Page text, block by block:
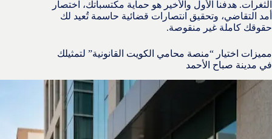
الثغرات. هدفنا الأول والأخير هو حماية مكتسباتك، اختصار
أمد التقاضي، وتحقيق انتصارات قضائية حاسمة تُعيد لك
حقوقك كاملة غير منقوصة.
مميزات اختيار “منصة محامي الكويت القانونية” لتمثيلك
في مدينة صباح الأحمد